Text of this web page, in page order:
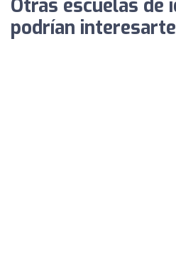
Otras escuelas de
podrían interesarte